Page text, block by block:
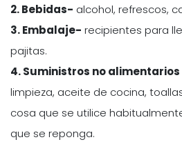
2. Bebidas- alcohol, refrescos,
3. Embalaje- recipientes para
pajitas.
4. Suministros no alimentarios
limpieza, aceite de cocina,
cosa que se utilice
que se reponga.